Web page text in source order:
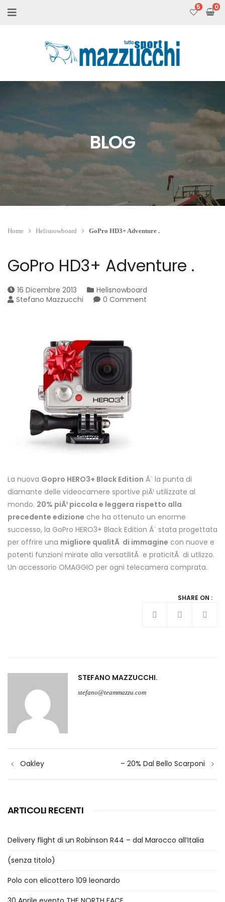
5
BLOG
Home Helisnowboard GoPro HD3+ Adventure .
GoPro HD3+ Adventure .
16 Dicembre 2013
Helisnowboard
Stefano Mazzucchi
0 Comment
La nuova Gopro HERO3+ Black Edition Ã¨ la punta di
diamante delle videocamere sportive piÃ¹ utilizzate al
mondo. 20% piÃ¹ piccola e leggera rispetto alla
precedente edizione che ha ottenuto un enorme
successo, la GoPro HERO3+ Black Edition Ã¨ stata progettata
per offrire una migliore qualitÃ di immagine con nuove e
potenti funzioni mirate alla versatilitÃ e praticitÃ di utlizzo.
Un accessorio OMAGGIO per ogni telecamera comprata.
SHARE ON :
STEFANO MAZZUCCHI
stefano@teammazzu.com
articoli
Oakley – 20% Dal Bello Scarponi
ARTICOLI RECENTI
Delivery flight di un Robinson R44 – dal Marocco all’Italia
(senza titolo)
Polo con elicottero 109 leonardo